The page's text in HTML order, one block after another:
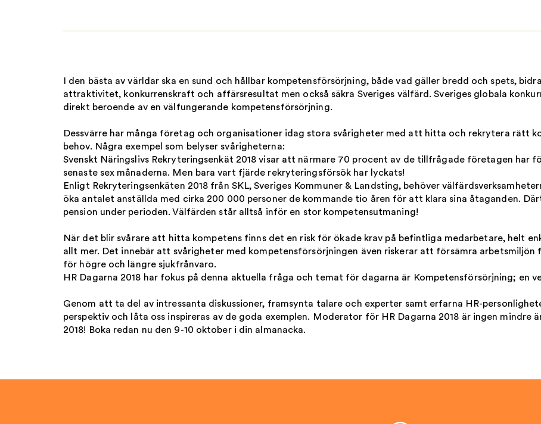
I den bästa av världar ska en sund och hållbar kompetensförsörjning, både vad gäller bredd och spets,
attraktivitet, konkurrenskraft och affärsresultat men också säkra Sveriges välfärd. Sveriges globala
direkt beroende av en välfungerande kompetensförsörjning.
Dessvärre har många företag och organisationer idag stora svårigheter med att hitta och rekrytera rätt
behov. Några exempel som belyser svårigheterna:
Svenskt Näringslivs Rekryteringsenkät 2018 visar att närmare 70 procent av de tillfrågade företagen har
senaste sex månaderna. Men bara vart fjärde rekryteringsförsök har lyckats!
Enligt Rekryteringsenkäten 2018 från SKL, Sveriges Kommuner & Landsting, behöver
öka antalet anställda med cirka 200 000 personer de kommande tio åren för att klara sina åtaganden.
pension under perioden. Välfärden står alltså inför en stor kompetensutmaning!
När det blir svårare att hitta kompetens finns det en risk för ökade krav på befintliga medarbetare, helt
allt mer. Det innebär att svårigheter med kompetensförsörjningen även riskerar att försämra
för högre och längre sjukfrånvaro.
HR Dagarna 2018 har fokus på denna aktuella fråga och temat för dagarna är Kompetensförsörjning; en
Genom att ta del av intressanta diskussioner, framsynta talare och experter samt erfarna HR-
perspektiv och låta oss inspireras av de goda exemplen. Moderator för HR Dagarna 2018 är ingen mindre
2018! Boka redan nu den 9-10 oktober i din almanacka.